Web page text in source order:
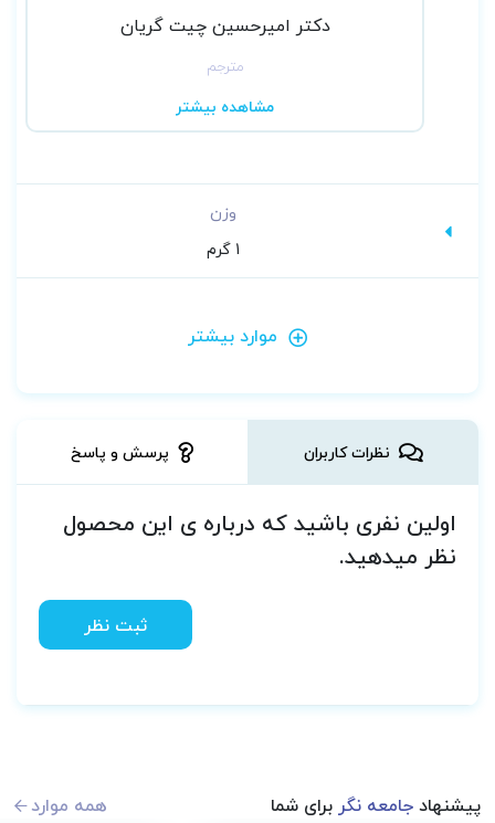
دکتر امیرحسین چیت گریان
مترجم
مشاهده بیشتر
وزن
1 گرم
موارد بیشتر
نظرات کاربران پرسش و پاسخ
اولین نفری باشید که درباره ی این محصول
نظر میدهید.
ثبت نظر
پیشنهادجامعه نگربرای شما همه موارد